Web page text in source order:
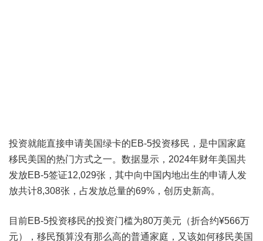
投资就能直接申请美国绿卡的EB-5投资移民，是中国家庭
移民美国的热门方式之一。数据显示，2024年财年美国共
发放EB-5签证12,029张，其中向中国内地出生的申请人发
放共计8,308张，占发放总量的69%，创历史新高。
目前EB-5投资移民的投资门槛为80万美元（折合约¥566万
元），移民预算没有那么高的普通家庭，又该如何移民美国